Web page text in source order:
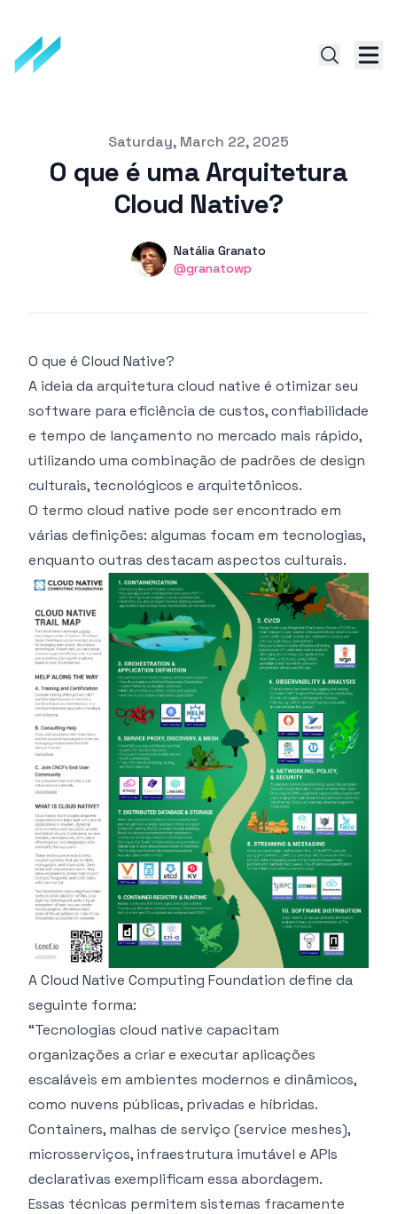
Published onSaturday, March 22, 2025
O que é uma Arquitetura
Cloud Native?
Name
Natália Granato
Twitter
@granatowp
O que é Cloud Native?
A ideia da arquitetura cloud native é otimizar seu
software para eficiência de custos, confiabilidade
e tempo de lançamento no mercado mais rápido,
utilizando uma combinação de padrões de design
culturais, tecnológicos e arquitetônicos.
O termo cloud native pode ser encontrado em
várias definições: algumas focam em tecnologias,
enquanto outras destacam aspectos culturais.
A Cloud Native Computing Foundation define da
seguinte forma:
“Tecnologias cloud native capacitam
organizações a criar e executar aplicações
escaláveis em ambientes modernos e dinâmicos,
como nuvens públicas, privadas e híbridas.
Containers, malhas de serviço (service meshes),
microsserviços, infraestrutura imutável e APIs
declarativas exemplificam essa abordagem.
Essas técnicas permitem sistemas fracamente